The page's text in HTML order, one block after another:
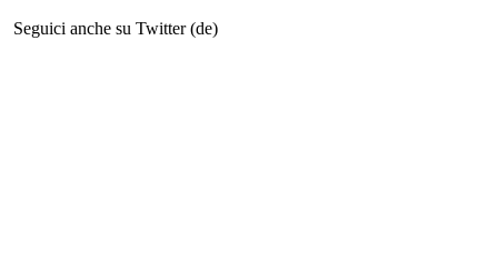
Seguici anche su Twitter (de)